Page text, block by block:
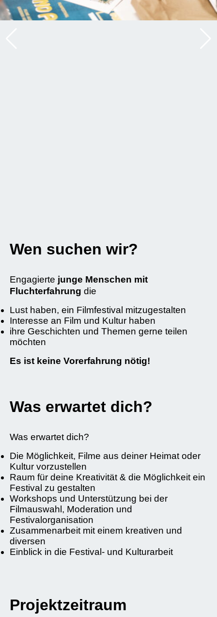
Wen suchen wir?
Engagierte junge Menschen mit
Fluchterfahrung die
Lust haben, ein Filmfestival mitzugestalten
Interesse an Film und Kultur haben
ihre Geschichten und Themen gerne teilen
möchten
Es ist keine Vorerfahrung nötig!
Was erwartet dich?
Was erwartet dich?
Die Möglichkeit, Filme aus deiner Heimat oder
Kultur vorzustellen
Raum für deine Kreativität & die Möglichkeit ein
Festival zu gestalten
Workshops und Unterstützung bei der
Filmauswahl, Moderation und
Festivalorganisation
Zusammenarbeit mit einem kreativen und
diversen
Einblick in die Festival- und Kulturarbeit
Projektzeitraum